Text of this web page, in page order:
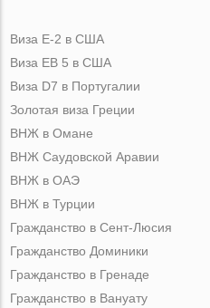
Виза Е-2 в США
Виза ЕВ 5 в США
Виза D7 в Португалии
Золотая виза Греции
ВНЖ в Омане
ВНЖ Саудовской Аравии
ВНЖ в ОАЭ
ВНЖ в Турции
Гражданство в Сент-Люсия
Гражданство Доминики
Гражданство в Гренаде
Гражданство в Вануату